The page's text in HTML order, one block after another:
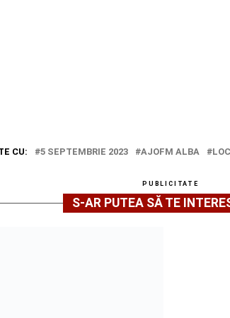
CU: 5 SEPTEMBRIE 2023 AJOFM ALBA
PUBLICITATE
S-AR PUTEA SĂ TE